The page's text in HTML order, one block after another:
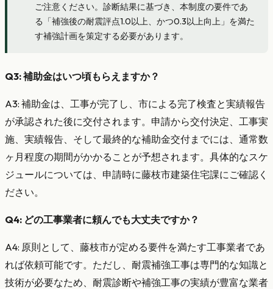
ご注意ください。診断結果に基づき、本制度の要件であ
る「補強後の耐震評点1.0以上、かつ0.3以上向上」を満た
す補強計画を策定する必要があります。
Q3: 補助金はいつ頃もらえますか？
A3: 補助金は、工事が完了し、市による完了検査と実績報告
が承認された後に交付されます。申請から交付決定、工事実
施、実績報告、そして最終的な補助金交付までには、通常数
ヶ月程度の期間がかかることが予想されます。具体的なスケ
ジュールについては、申請時に藤枝市建築住宅課にご確認く
ださい。
Q4: どの工事業者に頼んでも大丈夫ですか？
A4: 原則として、藤枝市が定める要件を満たす工事業者であ
れば依頼可能です。ただし、耐震補強工事は専門的な知識と
技術が必要なため、耐震診断や補強工事の実績が豊富な業者